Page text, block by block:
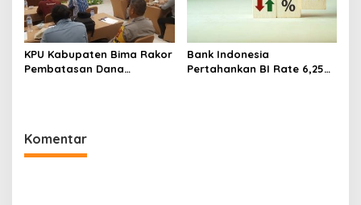
KPU Kabupaten Bima Rakor
Pembatasan Dana
Bank Indonesia
Pertahankan BI Rate 6,25%,
Komentar